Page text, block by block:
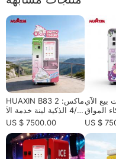
HUAXIN B83 ماكس: 2
4/7 الذكية لينة خدمة الآ
يس كريم آلة بيع مع الذر
اع الروبوتية الدقة
US $ 7500.00
بيع الآي
المواق
البي
الآليين
US $